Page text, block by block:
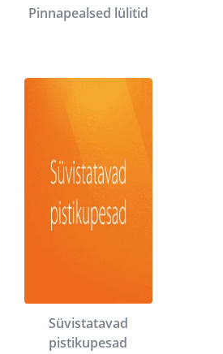
Pinnapealsed lülitid
Süvistatavad
pistikupesad